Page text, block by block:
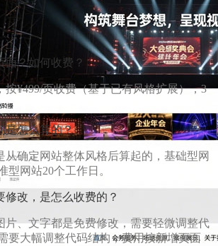
面？如何收费？
¥499/页收费（基于已有风格扩展），3
是怎么算的？
从确定网站整体风格后算起的，基础型网
型网站20个工作日。
修改，是怎么收费的？
片、文字都是免费修改，需要轻微调整代
要大幅调整代码结构，费用按新增页面